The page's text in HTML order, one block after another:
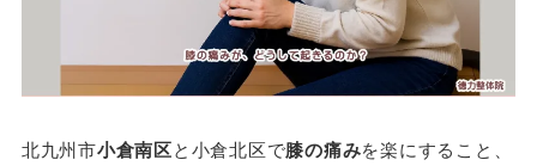
北九州市小倉南区と小倉北区で膝の痛みを楽にすること、